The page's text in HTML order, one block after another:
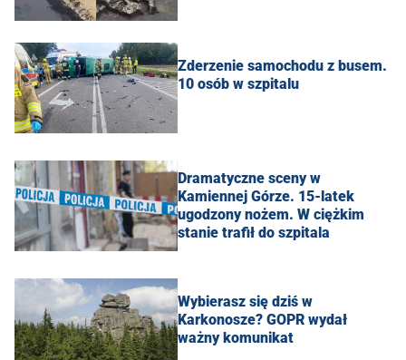
Zderzenie samochodu z busem.
10 osób w szpitalu
Dramatyczne sceny w
Kamiennej Górze. 15-latek
ugodzony nożem. W ciężkim
stanie trafił do szpitala
Wybierasz się dziś w
Karkonosze? GOPR wydał
ważny komunikat